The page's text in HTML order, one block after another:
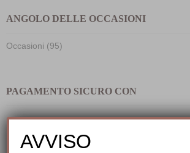
ANGOLO DELLE OCCASIONI
Occasioni (95)
PAGAMENTO SICURO CON
AVVISO